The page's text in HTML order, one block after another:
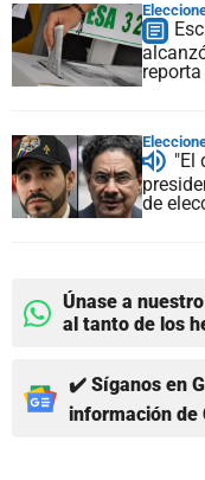
"El
de
Únase a
al tanto de los
✔️ Síganos en
información de